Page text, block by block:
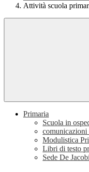
Attività scuola
Primaria
Scuola in
comunicazioni
Modulistica
Libri di testo
Sede De